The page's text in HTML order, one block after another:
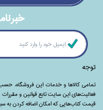
توجه
تمامی‌ کالاها و خدمات این فروشگاه،
فعالیت‌های این سایت تابع قوانین و
قیمت کتاب‌هایی که امکان اضافه کردن به